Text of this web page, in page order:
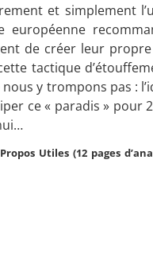
et simplement
européenne
de créer leur
tactique
y trompons pas :
ce « paradis » pour
Utiles (12 pages